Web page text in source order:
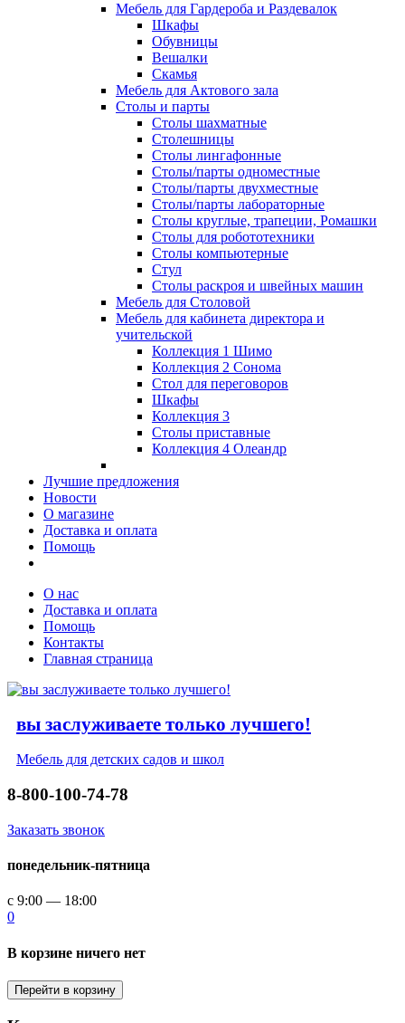
Мебель для Гардероба и Раздевалок
Шкафы
Обувницы
Вешалки
Скамья
Мебель для Актового зала
Столы и парты
Столы шахматные
Столешницы
Столы лингафонные
Столы/парты одноместные
Столы/парты двухместные
Столы/парты лабораторные
Столы круглые, трапеции, Ромашки
Столы для робототехники
Столы компьютерные
Стул
Столы раскроя и швейных машин
Мебель для Столовой
Мебель для кабинета директора и
учительской
Коллекция 1 Шимо
Коллекция 2 Сонома
Стол для переговоров
Шкафы
Коллекция 3
Столы приставные
Коллекция 4 Олеандр
Лучшие предложения
Новости
О магазине
Доставка и оплата
Помощь
О нас
Доставка и оплата
Помощь
Контакты
Главная страница
вы заслуживаете только лучшего!
Мебель для детских садов и школ
8-800-100-74-78
Заказать звонок
понедельник-пятница
с 9:00 — 18:00
0
В корзине ничего нет
Перейти в корзину